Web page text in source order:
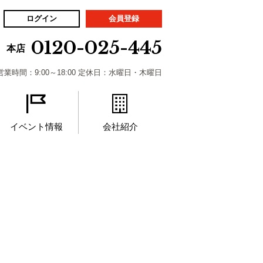
ログイン 会員登録
本店 0120-025-445
業時間：9:00～18:00 定休日：水曜日・木曜日
イベント情報 会社紹介